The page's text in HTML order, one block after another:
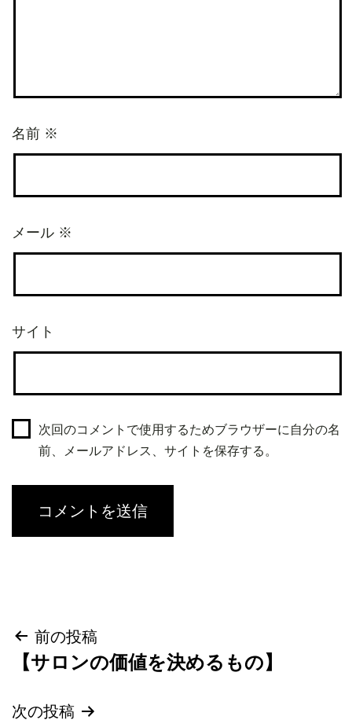
名前 ※
メール ※
サイト
次回のコメントで使用するためブラウザーに自分の名
前、メールアドレス、サイトを保存する。
投
稿
ナ
前の投稿
【サロンの価値を決めるもの】
次の投稿